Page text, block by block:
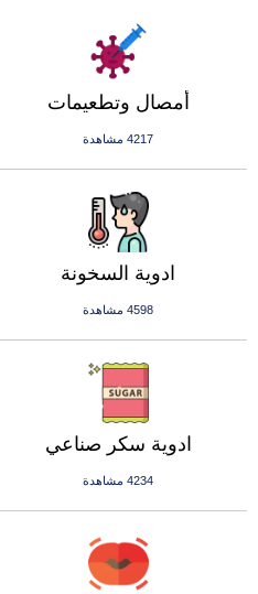
أمصال وتطعيمات
4217 مشاهدة
ادوية السخونة
4598 مشاهدة
ادوية سكر صناعي
4234 مشاهدة